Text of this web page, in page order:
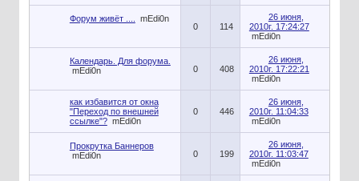
Форум живёт ....
mEdi0n
0
114
26 июня,
2010г. 17:24:27
mEdi0n
Календарь. Для форума.
mEdi0n
0 408
26 июня,
2010г. 17:22:21
mEdi0n
как избавится от окна
"Переход по внешней
ссылке"? mEdi0n
0 446
26 июня,
2010г. 11:04:33
mEdi0n
Прокрутка Баннеров
mEdi0n
0 199
26 июня,
2010г. 11:03:47
mEdi0n